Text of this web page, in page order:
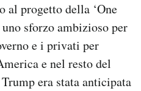
al progetto della ‘One
sforzo ambizioso per
e i privati per
e nel resto del
era stata anticipata